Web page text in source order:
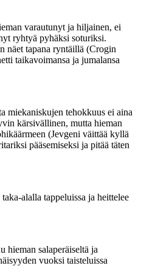
varautunyt ja hiljainen, ei
ryhtyä pyhäksi soturiksi.
näet tapana ryntäillä (Crogin
taikavoimansa ja jumalansa
miekaniskujen tehokkuus ei aina
kärsivällinen, mutta hieman
(Jevgeni väittää kyllä
pääsemiseksi ja pitää täten
alalla tappeluissa ja heittelee
hieman salaperäiseltä ja
vuoksi taisteluissa